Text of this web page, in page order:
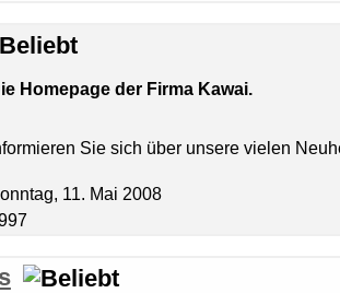
Homepage der Firma Kawai.
Sie sich über unsere vielen
11. Mai 2008